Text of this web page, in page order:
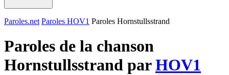
Paroles.net Paroles HOV1 Paroles Hornstullsstrand
Paroles de la chanson
Hornstullsstrand parHOV1